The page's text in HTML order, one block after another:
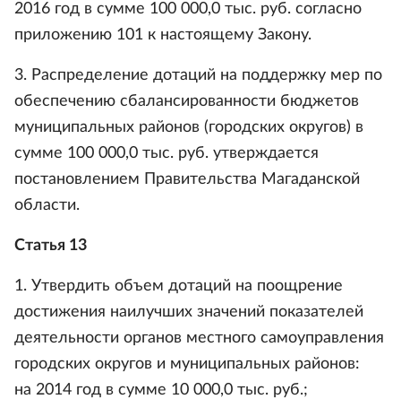
2016 год в сумме 100 000,0 тыс. руб. согласно
приложению 101 к настоящему Закону.
3. Распределение дотаций на поддержку мер по
обеспечению сбалансированности бюджетов
муниципальных районов (городских округов) в
сумме 100 000,0 тыс. руб. утверждается
постановлением Правительства Магаданской
области.
Статья 13
1. Утвердить объем дотаций на поощрение
достижения наилучших значений показателей
деятельности органов местного самоуправления
городских округов и муниципальных районов:
на 2014 год в сумме 10 000,0 тыс. руб.;